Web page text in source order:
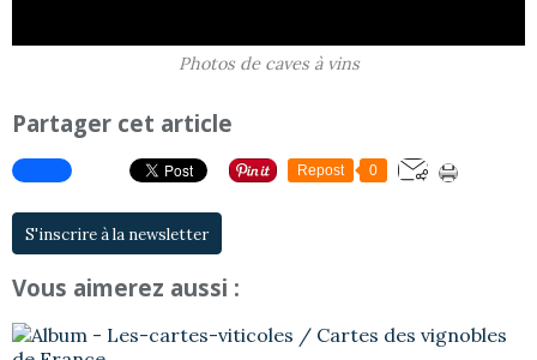
Photos de caves à vins
Partager cet article
Repost 0
S'inscrire à la newsletter
Vous aimerez aussi :